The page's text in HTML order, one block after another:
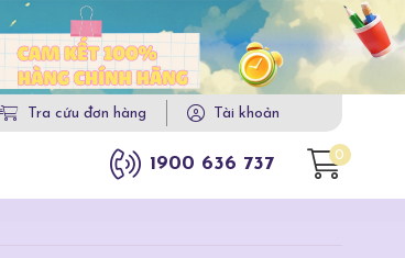
Tra cứu đơn hàng Tài khoản
1900 636 737 0